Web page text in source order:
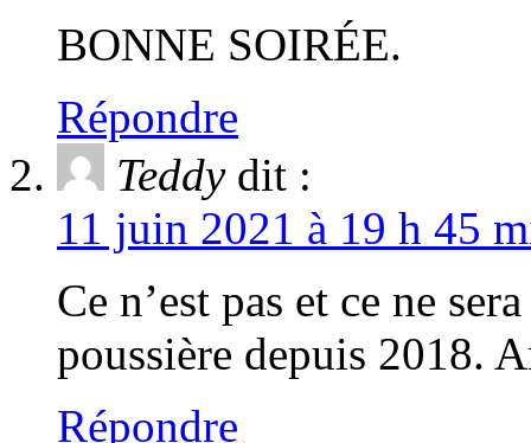
BONNE SOIRÉE.
Répondre
Teddy dit :
11 juin 2021 à 19 h 45
Ce n’est pas et ce ne
poussière depuis 2018.
Répondre